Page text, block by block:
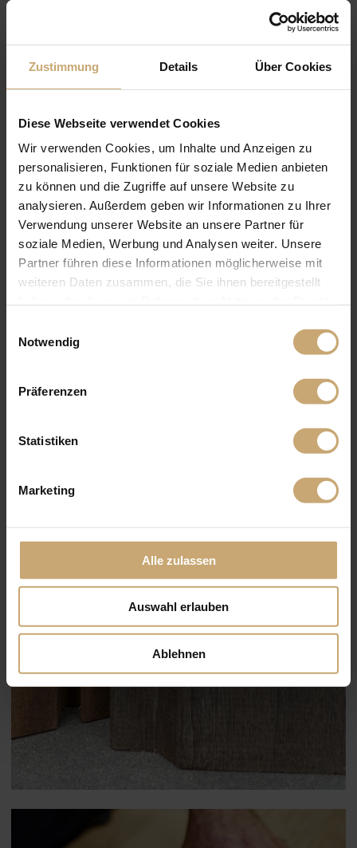
Zustimmung Details Über Cookies
Diese Webseite verwendet Cookies
Wir verwenden Cookies, um Inhalte und Anzeigen zu
personalisieren, Funktionen für soziale Medien anbieten
zu können und die Zugriffe auf unsere Website zu
analysieren. Außerdem geben wir Informationen zu Ihrer
Verwendung unserer Website an unsere Partner für
soziale Medien, Werbung und Analysen weiter. Unsere
Partner führen diese Informationen möglicherweise mit
weiteren Daten zusammen, die Sie ihnen bereitgestellt
Notwendig
Präferenzen
Statistiken
Marketing
Alle zulassen
Auswahl erlauben
Ablehnen